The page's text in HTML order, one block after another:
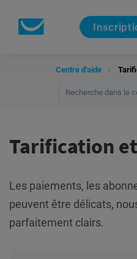
Centre d'aide
Tarification
Les paiements, les
peuvent être délicats,
parfaitement clairs.